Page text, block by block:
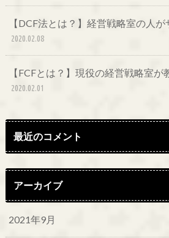
【DCF法とは？】経営戦略室の人が
2020.02.08
【FCFとは？】現役の経営戦略室が
2020.02.01
最近のコメント
アーカイブ
2021年9月